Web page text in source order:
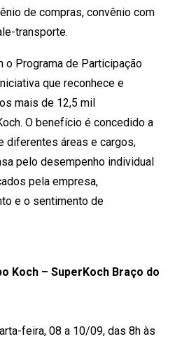
de compras, convênio com
transporte.
o Programa de Participação
que reconhece e
mais de 12,5 mil
O benefício é concedido a
diferentes áreas e cargos,
pelo desempenho individual
pela empresa,
e o sentimento de
Koch – SuperKoch Braço do
feira, 08 a 10/09, das 8h às